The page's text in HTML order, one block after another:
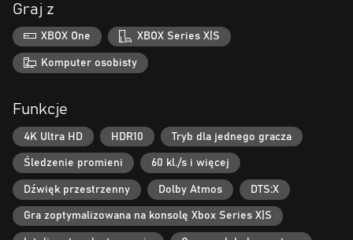
Graj z
XBOX One XBOX Series X|S
Komputer osobisty
Funkcje
4K Ultra HD HDR10 Tryb dla jednego gracza
Śledzenie promieni 60 kl./s i więcej
Dźwięk przestrzenny Dolby Atmos DTS:X
Gra zoptymalizowana na konsolę Xbox Series X|S